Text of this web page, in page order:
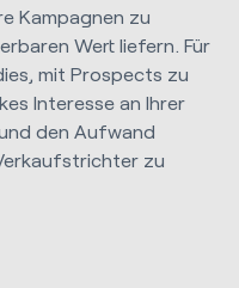
Kampagnen zu
Wert liefern. Für
mit Prospects zu
Interesse an Ihrer
den Aufwand
zu